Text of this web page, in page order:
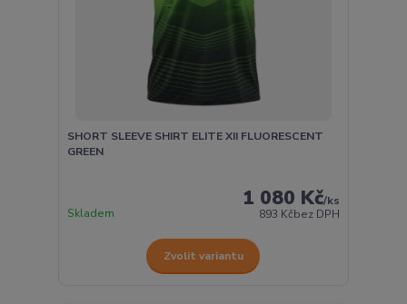
SHORT SLEEVE SHIRT ELITE XII FLUORESCENT
GREEN
1 080 Kč/ks
893 Kčbez DPH
Skladem
Zvolit variantu